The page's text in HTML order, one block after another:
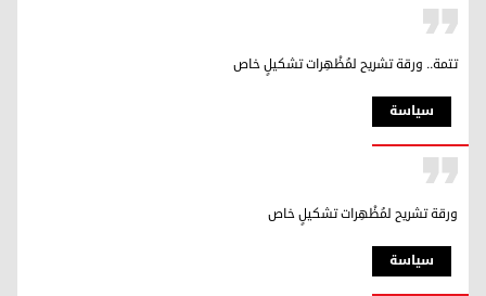
سیاسة
تتمة.. ورقة تشريح لمُظْهِرات تشكيلٍ خاص
سیاسة
ورقة تشريح لمُظْهِرات تشكيلٍ خاص